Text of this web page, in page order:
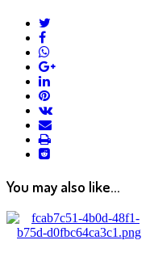
facebook
google+
linkedin
pinterest
vkontakte
email
print
reddit
reddit
You may also like...